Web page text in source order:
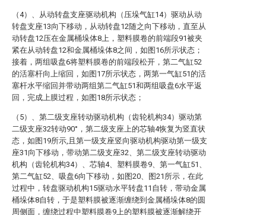
（4）、从动转盘支座驱动机构（压垛气缸14）驱动从动
转盘支座13向下移动，从动转盘12随之向下移动，直至从
动转盘12压在金属桶垛体8上，塑料膜卷的前端段91被夹
紧在从动转盘12和金属桶垛体8之间，如图16所示状态；
接着，两组吸盘6将塑料膜卷的前端段松开，第二气缸52
的活塞杆向上缩回，如图17所示状态，两第一气缸51的活
塞杆水平缩回并带动两组第二气缸51和两组吸盘6水平返
回，完成上膜过程，如图18所示状态；
（5）、第二级支座转动驱动机构（齿轮机构34）驱动第
二级支座32转动90°，第二级支座上的芯轴4恢复为竖直状
态，如图19所示,且第一级支座竖向驱动机构驱动第一级支
座31向下移动，带动第二级支座32、第二级支座转动驱动
机构（齿轮机构34）、芯轴4、塑料膜卷9、第一气缸51、
第二气缸52、吸盘6向下移动，如图20、图21所示，在此
过程中，转盘驱动机构15驱动水平转盘11自转，带动金属
桶垛体8自转，于是塑料膜被逐渐缠绕到金属桶垛体8的圆
周侧面，缠绕过程中塑料膜卷9上的塑料膜被逐渐解绕开